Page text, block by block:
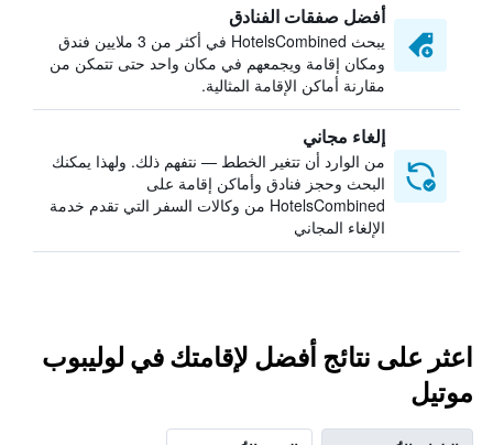
أفضل صفقات الفنادق
يبحث HotelsCombined في أكثر من 3 ملايين فندق
ومكان إقامة ويجمعهم في مكان واحد حتى تتمكن من
مقارنة أماكن الإقامة المثالية.
إلغاء مجاني
من الوارد أن تتغير الخطط — نتفهم ذلك. ولهذا يمكنك
البحث وحجز فنادق وأماكن إقامة على
HotelsCombined من وكالات السفر التي تقدم خدمة
الإلغاء المجاني
اعثر على نتائج أفضل لإقامتك في لوليبوب
موتيل